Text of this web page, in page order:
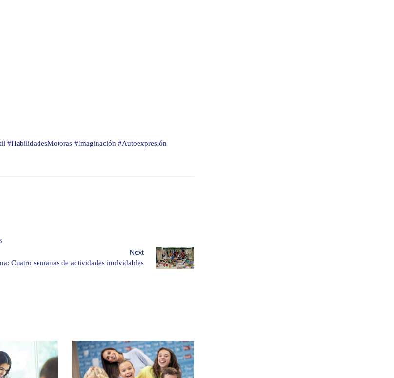
#HabilidadesMotoras #Imaginación #Autoexpresión
Next
Cuatro semanas de actividades inolvidables